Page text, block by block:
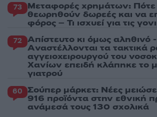
73 Μεταφορές χρημάτων: Πότε
θεωρηθούν δωρεές και να
φόρος – Τι ισχυεί για τις
72 Απίστευτο κι όμως αληθινό -
Aναστέλλονται τα τακτικά
αγγειοχειρουργού του
Χανίων επειδή κλάπηκε το
γιατρού
60 Σούπερ μάρκετ: Νέες
916 προϊόντα στην εθνική
ανάμεσά τους 130 σχολικά